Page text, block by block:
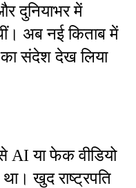
दुनियाभर में
अब नई किताब में
का संदेश देख लिया
AI या फेक वीडियो
खुद राष्ट्रपति